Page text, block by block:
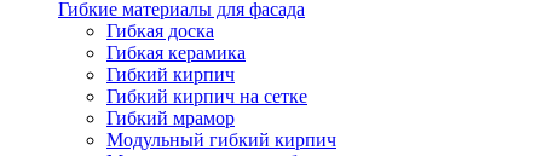
Гибкие материалы для фасада
Гибкая доска
Гибкая керамика
Гибкий кирпич
Гибкий кирпич на сетке
Гибкий мрамор
Модульный гибкий кирпич